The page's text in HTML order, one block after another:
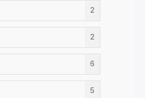
2
2
6
5